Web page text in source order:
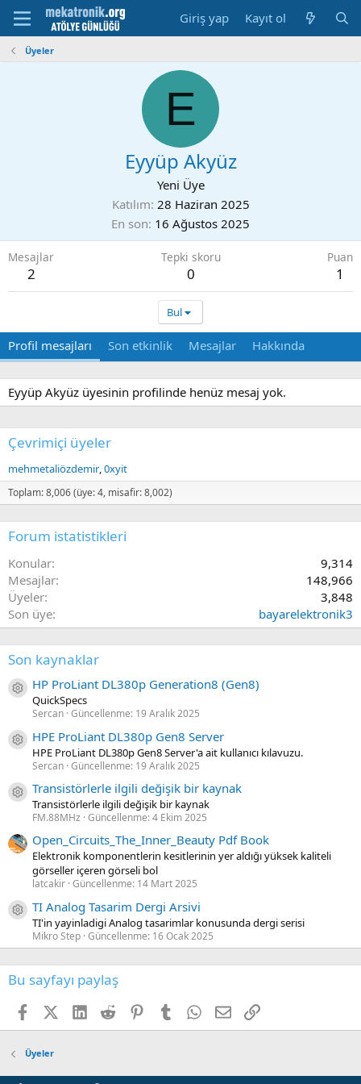
Giriş yap Kayıt ol
Üyeler
E
Eyyüp Akyüz
Yeni Üye
Katılım 28 Haziran 2025
En son 16 Ağustos 2025
Mesajlar
2
Tepki skoru
0
Puan
1
Bul
Profil mesajları Son etkinlik Mesajlar Hakkında
Eyyüp Akyüz üyesinin profilinde henüz mesaj yok.
Çevrimiçi üyeler
mehmetaliözdemir 0xyit
Toplam: 8,006 (üye: 4, misafir: 8,002)
Forum istatistikleri
Konular
9,314
Mesajlar
148,966
Üyeler
3,848
Son üye
bayarelektronik3
Son kaynaklar
Kaynak ikon/amblem
HP ProLiant DL380p Generation8 (Gen8)
QuickSpecs
Sercan Güncellenme: 19 Aralık 2025
Kaynak ikon/amblem
HPE ProLiant DL380p Gen8 Server
HPE ProLiant DL380p Gen8 Server'a ait kullanıcı kılavuzu.
Sercan Güncellenme: 19 Aralık 2025
Kaynak ikon/amblem
Transistörlerle ilgili değişik bir kaynak
Transistörlerle ilgili değişik bir kaynak
FM.88MHz Güncellenme:4 Ekim 2025
Open_Circuits_The_Inner_Beauty Pdf Book
Elektronik komponentlerin kesitlerinin yer aldığı yüksek kaliteli
görseller içeren görseli bol
latcakir Güncellenme: 14 Mart 2025
Kaynak ikon/amblem
TI Analog Tasarim Dergi Arsivi
TI'in yayinladigi Analog tasarimlar konusunda dergi serisi
Mikro Step Güncellenme: 16 Ocak 2025
Bu sayfayı paylaş
FacebookX (Twitter)
LinkedIn
Reddit PinterestTumblr WhatsApp
E-postaLink
Üyeler